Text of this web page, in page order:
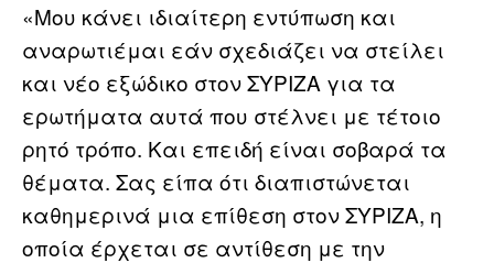
«Μου κάνει ιδιαίτερη εντύπωση και
αναρωτιέμαι εάν σχεδιάζει να στείλει
και νέο εξώδικο στον ΣΥΡΙΖΑ για τα
ερωτήματα αυτά που στέλνει με τέτοιο
ρητό τρόπο. Και επειδή είναι σοβαρά τα
θέματα. Σας είπα ότι διαπιστώνεται
καθημερινά μια επίθεση στον ΣΥΡΙΖΑ, η
οποία έρχεται σε αντίθεση με την